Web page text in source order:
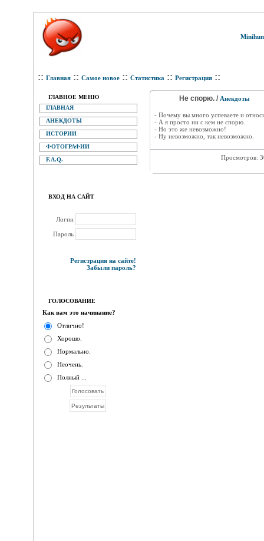
:: Главная :: Самое новое :: Статистика :: Регистрация ::
ГЛАВНОЕ МЕНЮ
ГЛАВНАЯ
АНЕКДОТЫ
ИСТОРИИ
ФОТОГРАФИИ
F.A.Q.
ВХОД НА САЙТ
Логин
Пароль
Регистрация на сайте!
Забыли пароль?
ГОЛОСОВАНИЕ
Как вам это начинание?
Отлично!
Хорошо.
Нормально.
Неочень.
Полный ...
Не спорю. / Анекдоты
- Почему вы много успеваете и
- А я просто ни с кем не спорю.
- Но это же невозможно!
- Ну невозможно, так невозможно.
Просмотров: